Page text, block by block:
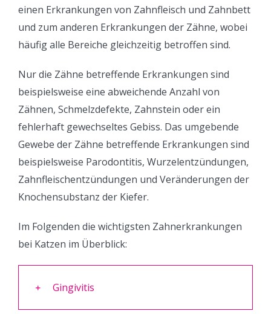
einen Erkrankungen von Zahnfleisch und Zahnbett
und zum anderen Erkrankungen der Zähne, wobei
häufig alle Bereiche gleichzeitig betroffen sind.
Nur die Zähne betreffende Erkrankungen sind
beispielsweise eine abweichende Anzahl von
Zähnen, Schmelzdefekte, Zahnstein oder ein
fehlerhaft gewechseltes Gebiss. Das umgebende
Gewebe der Zähne betreffende Erkrankungen sind
beispielsweise Parodontitis, Wurzelentzündungen,
Zahnfleischentzündungen und Veränderungen der
Knochensubstanz der Kiefer.
Im Folgenden die wichtigsten Zahnerkrankungen
bei Katzen im Überblick:
Gingivitis